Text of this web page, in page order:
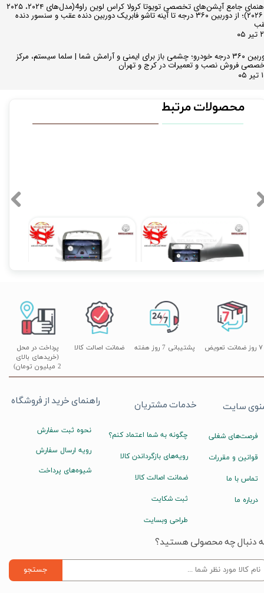
راهنمای جامع آپشن‌های تخصصی تویوتا کرولا کراس لوین راو4(مدل‌های ۲۰۲۴، ۲۰۲۵
و ۲۰۲۶)؛ از دوربین ۳۶۰ درجه تا آینه تاشو فابریک دوربین دنده عقب و سنسور دنده
دوربین ۳۶۰ درجه خودرو؛ چشمی باز برای ایمنی و آرامش شما | سلما سیستم، مرکز
فروش نصب و تعمیرات در کرج و تهران
محصولات مرتبط
۱۶,۹۹۰,۰۰۰ تومان ۱۹,۹۰۰,۰۰۰ تومان
پشتیبانی 7 روز هفته
پرداخت در محل
(خریدهای بالای
2 میلیون تومان)
۷ روز ضمانت تعویض ضمانت اصالت کالا
راهنمای خرید از فروشگاه
نحوه ثبت سفارش
رویه ارسال سفارش
شیوه‌های پرداخت
خدمات مشتریان
چگونه به شما اعتماد کنم؟
رویه‌های بازگرداندن کالا
ضمانت اصالت کالا
ثبت شکایت
طراحی وبسایت
سایت
فرصت‌های شغلی
قوانین و مقررات
تماس با ما
درباره ما
دنبال چه محصولی هستید؟
جستجو